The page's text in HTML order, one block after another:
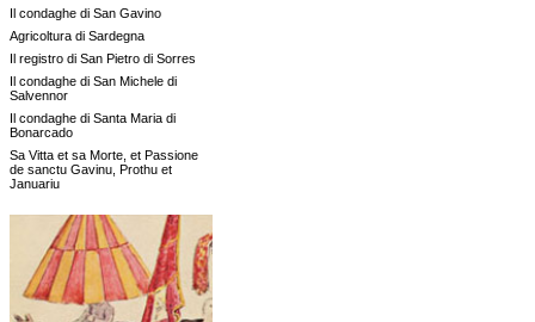
Il condaghe di San Gavino
Agricoltura di Sardegna
Il registro di San Pietro di Sorres
Il condaghe di San Michele di
Salvennor
Il condaghe di Santa Maria di
Bonarcado
Sa Vitta et sa Morte, et Passione
de sanctu Gavinu, Prothu et
Januariu